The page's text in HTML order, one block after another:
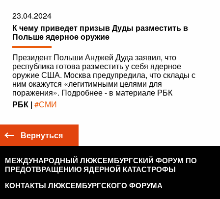
23.04.2024
К чему приведет призыв Дуды разместить в
Польше ядерное оружие
Президент Польши Анджей Дуда заявил, что
республика готова разместить у себя ядерное
оружие США. Москва предупредила, что склады с
ним окажутся «легитимными целями для
поражения». Подробнее - в материале РБК
РБК | #СМИ
Вернуться
МЕЖДУНАРОДНЫЙ ЛЮКСЕМБУРГСКИЙ ФОРУМ ПО
ПРЕДОТВРАЩЕНИЮ ЯДЕРНОЙ КАТАСТРОФЫ
КОНТАКТЫ ЛЮКСЕМБУРГСКОГО ФОРУМА